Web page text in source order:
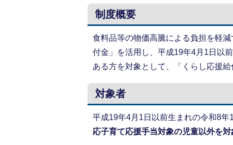
制度概要
食料品等の物価高騰による負担を軽
付金」を活用し、平成19年4月1日以
ある方を対象として、「くらし応援
対象者
平成19年4月1日以前生まれの令和8
応子育て応援手当対象の児童以外を対